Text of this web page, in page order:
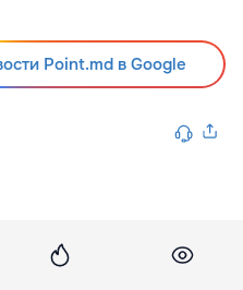
Point.md в Google